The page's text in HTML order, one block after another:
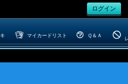
ログイン
マイカードリスト Ｑ＆Ａ